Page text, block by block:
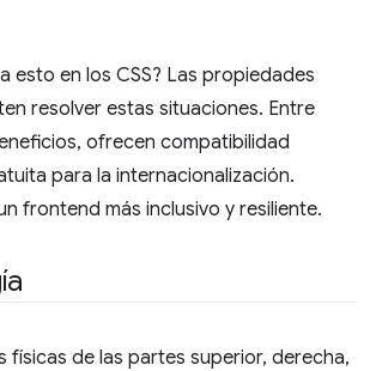
esto en los CSS? Las propiedades
resolver estas situaciones. Entre
ofrecen compatibilidad
para la internacionalización.
frontend más inclusivo y resiliente.
físicas de las partes superior, derecha,